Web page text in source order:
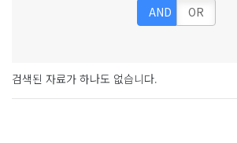
AND OR
검색된 자료가 하나도 없습니다.